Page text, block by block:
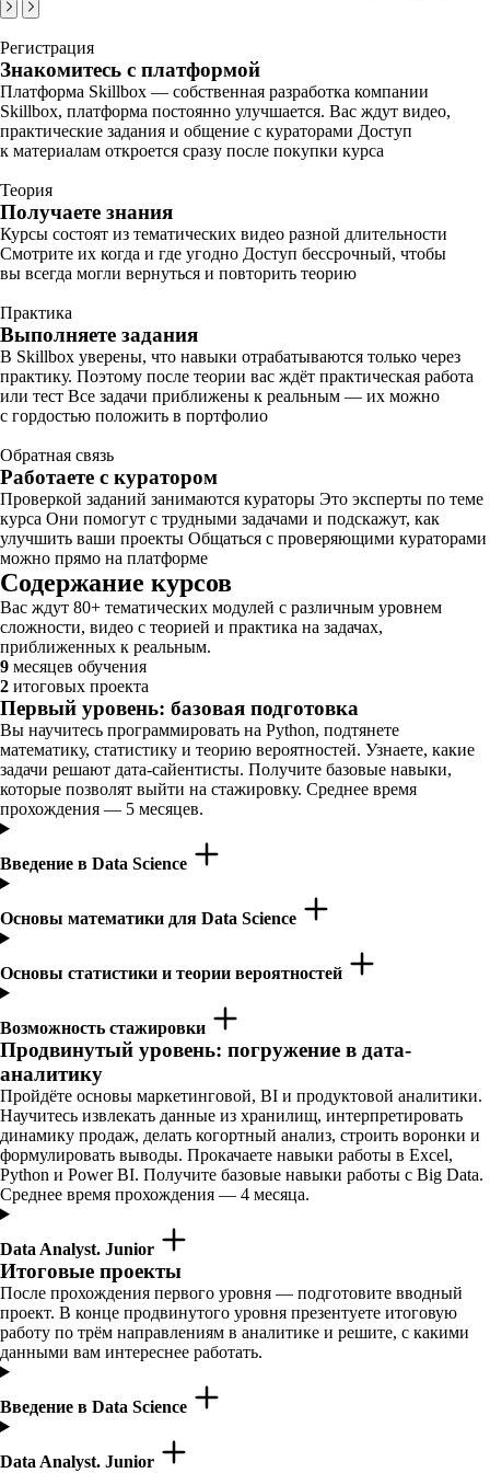
Регистрация
Знакомитесь с платформой
Платформа Skillbox — собственная разработка компании
Skillbox, платформа постоянно улучшается. Вас ждут видео,
практические задания и общение с кураторами Доступ
к материалам откроется сразу после покупки курса
Теория
Получаете знания
Курсы состоят из тематических видео разной длительности
Смотрите их когда и где угодно Доступ бессрочный, чтобы
вы всегда могли вернуться и повторить теорию
Практика
Выполняете задания
В Skillbox уверены, что навыки отрабатываются только через
практику. Поэтому после теории вас ждёт практическая работа
или тест Все задачи приближены к реальным — их можно
с гордостью положить в портфолио
Обратная связь
Работаете с куратором
Проверкой заданий занимаются кураторы Это эксперты по теме
курса Они помогут с трудными задачами и подскажут, как
улучшить ваши проекты Общаться с проверяющими кураторами
можно прямо на платформе
Содержание курсов
Вас ждут 80+ тематических модулей с различным уровнем
сложности, видео с теорией и практика на задачах,
приближенных к реальным.
9 месяцев обучения
2 итоговых проекта
Первый уровень: базовая подготовка
Вы научитесь программировать на Python, подтянете
математику, статистику и теорию вероятностей. Узнаете, какие
задачи решают дата-сайентисты. Получите базовые навыки,
которые позволят выйти на стажировку. Среднее время
прохождения — 5 месяцев.
Введение в Data Science
Основы математики для Data Science
Основы статистики и теории вероятностей
Возможность стажировки
Продвинутый уровень: погружение в дата-
аналитику
Пройдёте основы маркетинговой, BI и продуктовой аналитики.
Научитесь извлекать данные из хранилищ, интерпретировать
динамику продаж, делать когортный анализ, строить воронки и
формулировать выводы. Прокачаете навыки работы в Excel,
Python и Power BI. Получите базовые навыки работы с Big Data.
Среднее время прохождения — 4 месяца.
Data Analyst. Junior
Итоговые проекты
После прохождения первого уровня — подготовите вводный
проект. В конце продвинутого уровня презентуете итоговую
работу по трём направлениям в аналитике и решите, с какими
данными вам интереснее работать.
Введение в Data Science
Data Analyst. Junior